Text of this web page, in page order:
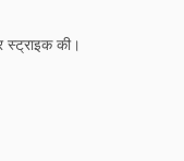
स्ट्राइक की।